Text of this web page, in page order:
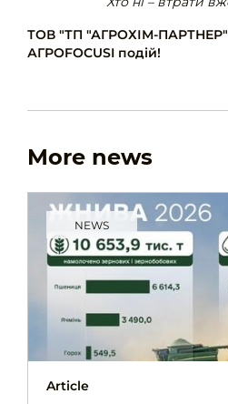
ТОВ "ТП "АГРОХІМ-ПАРТНЕР"
АГРОFOCUSI подій!
More news
Article
NEWS